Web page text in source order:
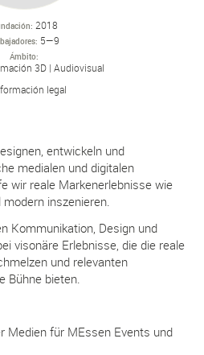
2018
5—9
Ámbito
3D Audiovisual
legal
entwickeln und
medialen und digitalen
wir reale Markenerlebnisse wie
inszenieren.
Kommunikation, Design und
visonäre Erlebnisse, die die reale
und relevanten
Bühne bieten.
Medien für MEssen Events und